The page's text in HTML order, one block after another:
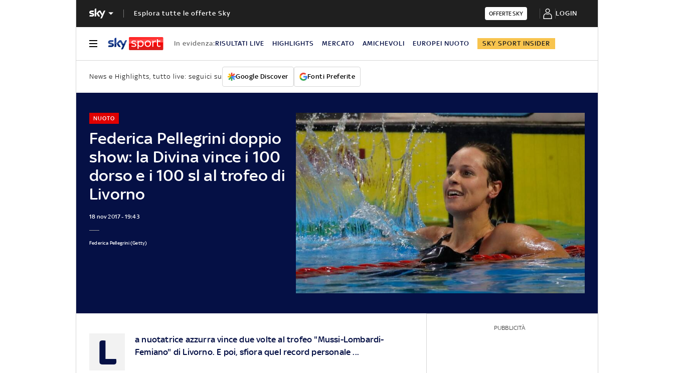
Esplora tutte le offerte Sky OFFERTE SKY LOGIN
In evidenza:RISULTATI LIVE HIGHLIGHTS MERCATO AMICHEVOLI EUROPEI NUOTO SKY SPORT INSIDER
News e Highlights, tutto live: seguici su Google Discover Fonti Preferite
Federica Pellegrini doppio
show: la Divina vince i 100
dorso e i 100 sl al trofeo di
Livorno
NUOTO
18 nov 2017 - 19:43
Federica Pellegrini (Getty)
L
a nuotatrice azzurra vince due volte al trofeo "Mussi-Lombardi-
Femiano" di Livorno. E poi, sfiora quel record personale ...
PUBBLICITÀ